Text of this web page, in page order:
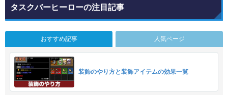
タスクバーヒーローの注目記事
おすすめ記事 人気ページ
装飾のやり方と装飾アイテムの効果一覧